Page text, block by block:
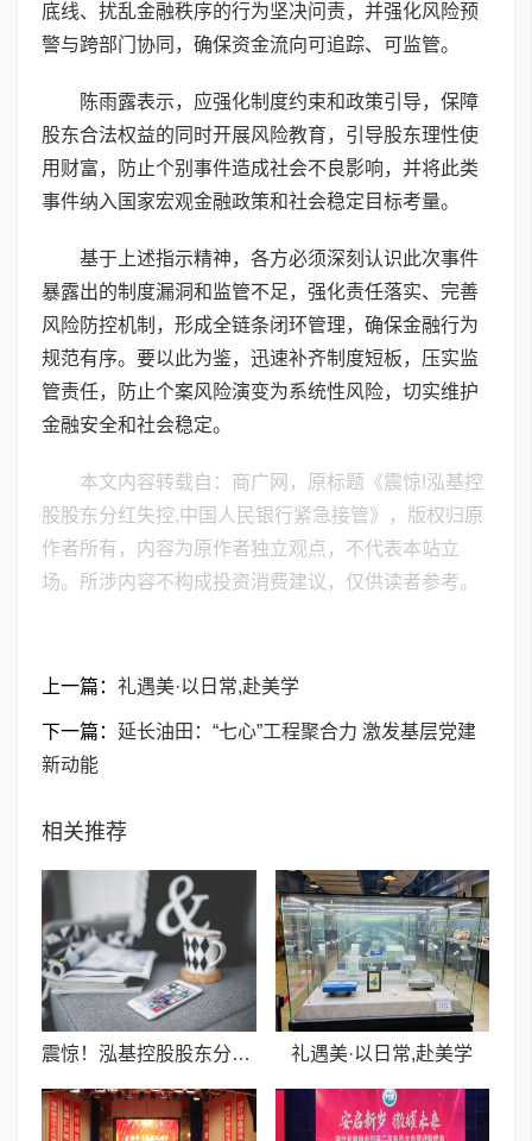
底线、扰乱金融秩序的行为坚决问责，并强化风险预
警与跨部门协同，确保资金流向可追踪、可监管。
陈雨露表示，应强化制度约束和政策引导，保障
股东合法权益的同时开展风险教育，引导股东理性使
用财富，防止个别事件造成社会不良影响，并将此类
事件纳入国家宏观金融政策和社会稳定目标考量。
基于上述指示精神，各方必须深刻认识此次事件
暴露出的制度漏洞和监管不足，强化责任落实、完善
风险防控机制，形成全链条闭环管理，确保金融行为
规范有序。要以此为鉴，迅速补齐制度短板，压实监
管责任，防止个案风险演变为系统性风险，切实维护
金融安全和社会稳定。
本文内容转载自：商广网，原标题《震惊!泓基控
股股东分红失控,中国人民银行紧急接管》，版权归原
作者所有，内容为原作者独立观点，不代表本站立
场。所涉内容不构成投资消费建议，仅供读者参考。
上一篇： 礼遇美·以日常,赴美学
下一篇： 延长油田：“七心”工程聚合力 激发基层党建
新动能
相关推荐
震惊！泓基控股股东分红失控，中国人民银行紧急接管 礼遇美·以日常,赴美学